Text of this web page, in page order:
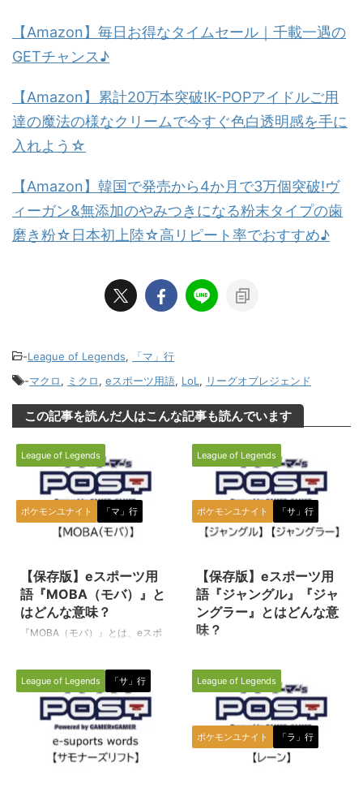
【Amazon】毎日お得なタイムセール｜千載一遇の
GETチャンス♪
【Amazon】累計20万本突破!K-POPアイドルご用
達の魔法の様なクリームで今すぐ色白透明感を手に
入れよう☆
【Amazon】韓国で発売から4か月で3万個突破!ヴ
ィーガン&無添加のやみつきになる粉末タイプの歯
磨き粉☆日本初上陸☆高リピート率でおすすめ♪
-League of Legends,
「マ」行
-マクロ, ミクロ, eスポーツ用語, LoL , リーグオブレジェンド
この記事を読んだ人はこんな記事も読んでいます
League of Legends
ポケモンユナイト 「マ」行
【保存版】eスポーツ用
語『MOBA（モバ）』と
はどんな意味？
『MOBA（モバ）』とは、eスポ
く） MOBA（モバ） Malti-
player Online Battle Arena（マ
ルチプレイヤーオンラインバトル
アリーナ）の単語の頭文字（アル
ファベット）を集めた略で、多数
のプレイヤー（選手）が、オンラ
League of Legends
ポケモンユナイト 「サ」行
【保存版】eスポーツ用
語『ジャングル』『ジャ
ングラー』とはどんな意
味？
とは、eスポーツのタイトル（種
目）の一つである『リーグオブレ
ジェンド（League of Legends／
通称LoL）』の中で使われる専門
用語です。 『ポケモンユナイ
ト』などのMOBAでもよく使われ
る言葉なので、この機会に覚えち
League of Legends 「サ」行 League of Legends
ポケモンユナイト 「ラ」行